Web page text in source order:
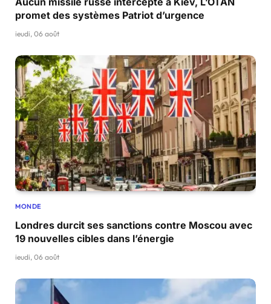
promet des systèmes Patriot d’urgence
jeudi, 06 août
MONDE
Londres durcit ses sanctions contre Moscou avec
19 nouvelles cibles dans l’énergie
jeudi, 06 août